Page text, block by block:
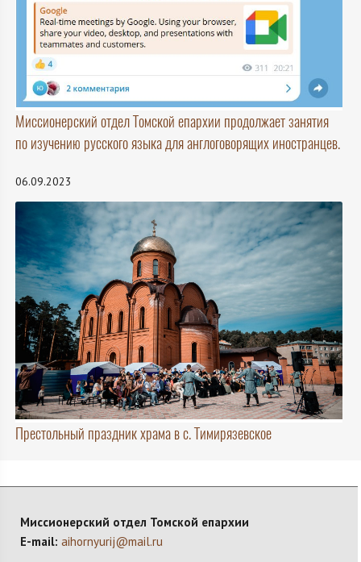
Миссионерский отдел Томской епархии продолжает занятия
по изучению русского языка для англоговорящих иностранцев.
06.09.2023
Престольный праздник храма в с. Тимирязевское
Миссионерский отдел Томской епархии
E-mail: aihornyurij@mail.ru